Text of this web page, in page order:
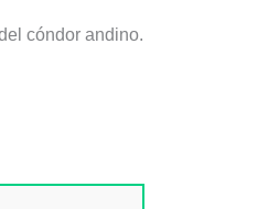
cóndor andino.